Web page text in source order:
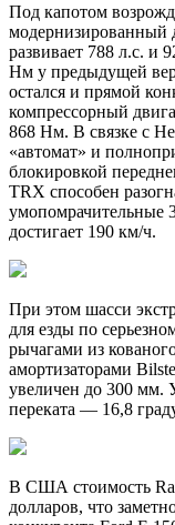
Под капотом
модернизированный
развивает 788 л.с. и
Нм у предыдущей
остался и прямой
компрессорный
868 Нм. В связке с
«автомат» и
блокировкой
TRX способен
умопомрачительные
достигает 190 км/ч.
При этом шасси
для езды по
рычагами из
амортизаторами
увеличен до 300 мм.
переката — 16,8
В США стоимость
долларов, что